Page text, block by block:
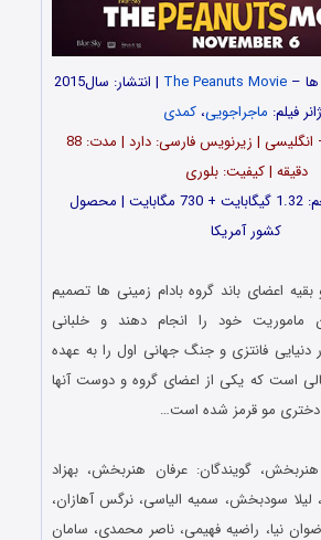
ها – The Peanuts Movie
| انتشار: سال2015
فیلم: ماجراجویی،کمدی
زبان فیلم: فارسی + انگلیسی | زیرنویس فارسی: دارد | مدت: 88
دقیقه | کیفیت: بلوری
فرمت: MKV | حجم: 1.32 گیگابایت + 730 مگابایت | محصول
کشور آمریکا
اعضای باند گروه بادام زمینی ها تصمیم
ماموریت خود را انجام دهند و خلبانی
دنیایی فانتزی و جنگ جهانی اول را به عهده
است که یکی از اعضای گروه و دوست آنها
دختری مو قرمز شده است…
هنربخش، گویندگان: عرفان هنربخش، بهزاد
لیلا سودبخش، سمیه الیاسی، نرگس آهازان،
نیا، راضیه فهیمی، ناصر محمدی، سامان